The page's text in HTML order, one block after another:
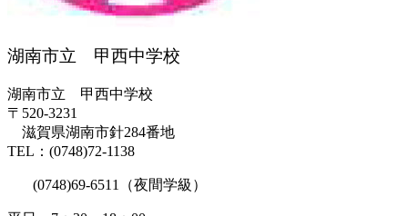
湖南市立 甲西中学校
湖南市立 甲西中学校
〒520-3231
滋賀県湖南市針284番地
TEL：(0748)72-1138
(0748)69-6511（夜間学級）